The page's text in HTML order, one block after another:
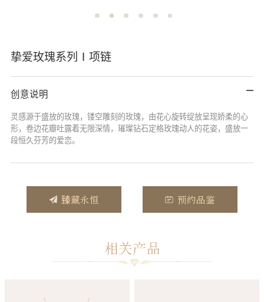
挚爱玫瑰系列Ⅰ项链
创意说明
灵感源于盛放的玫瑰，镂空雕刻的玫瑰，由花心旋转绽放呈现娇柔的心
形，卷边花瓣吐露着无限深情，璀璨钻石定格玫瑰动人的花姿，盛放一
段恒久芬芳的爱恋。
臻藏永恒 预约品鉴